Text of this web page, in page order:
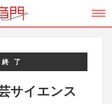
了
サイエンス